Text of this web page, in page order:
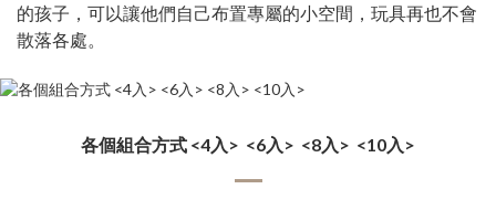
的孩子，可以讓他們自己布置專屬的小空間，玩具再也不會
散落各處。
各個組合方式 <4入> <6入> <8入> <10入>